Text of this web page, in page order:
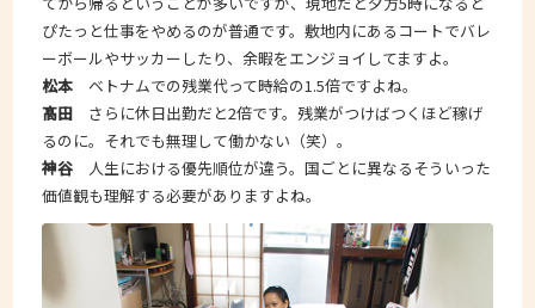
ぴたっと仕事をやめるのが普通です。敷地内にあるコートでバレ
ーボールやサッカーしたり、余暇をエンジョイしてますよ。
松本 ベトナムでの残業代って時給の1.5倍ですよね。
髙田 さらに休日出勤だと2倍です。残業がつけばつくほど稼げ
るのに。それでも無理して働かない（笑）。
神谷 人生における優先順位が違う。国ごとに異なるそういった
価値観も理解する必要がありますよね。